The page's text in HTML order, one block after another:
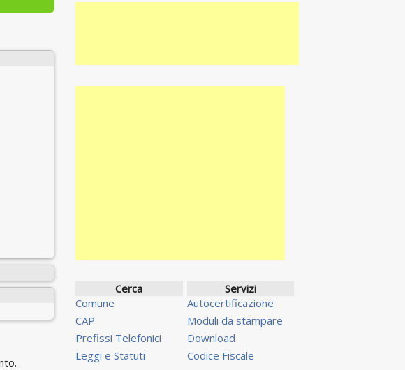
Cerca
Comune
CAP
Prefissi Telefonici
Leggi e Statuti
Servizi
Autocertificazione
Moduli da stampare
Download
Codice Fiscale